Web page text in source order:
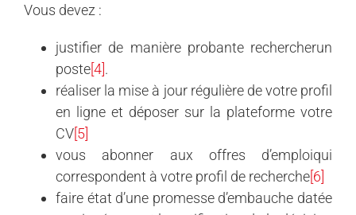
Vous devez :
justifier de manière probante rechercherun
poste[4] .
réaliser la mise à jour régulière de votre profil
en ligne et déposer sur la plateforme votre
CV [5]
vous abonner aux offres d’emploiqui
correspondent à votre profil de recherche [6]
faire état d’une promesse d’embauche datée